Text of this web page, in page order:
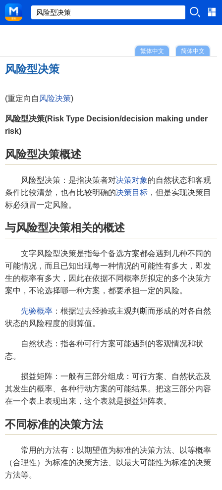
简体中文
繁体中文
风险型决策
(重定向自 风险决策)
风险型决策(Risk Type Decision/decision making under
risk)
风险型决策概述
风险型决策：是指决策者对决策对象的自然状态和客观
条件比较清楚，也有比较明确的决策目标 ，但是实现决策目
标必须冒一定风险。
与风险型决策相关的概述
文字风险型决策是指每个备选方案都会遇到几种不同的
可能情况，而且已知出现每一种情况的可能性有多大，即发
生的概率有多大，因此在依据不同概率所拟定的多个决策方
案中，不论选择哪一种方案，都要承担一定的风险。
先验概率 ：根据过去经验或主观判断而形成的对各自然
状态的风险程度的测算值。
自然状态：指各种可行方案可能遇到的客观情况和状
态。
损益矩阵：一般有三部分组成：可行方案、自然状态及
其发生的概率、各种行动方案的可能结果。把这三部分内容
在一个表上表现出来，这个表就是损益矩阵表。
不同标准的决策方法
常用的方法有：以期望值为标准的决策方法、以等概率
（合理性）为标准的决策方法、以最大可能性为标准的决策
方法等。